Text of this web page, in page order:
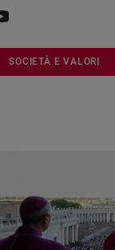
SOCIETÀ E VALORI